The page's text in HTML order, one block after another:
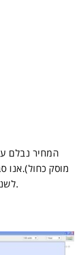
מוסק כחול).אנו
לשני שליש,דהיינו בין הרמות 1.0804 ל-1.0881.